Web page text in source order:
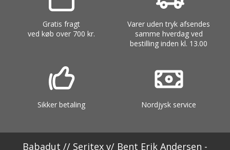
Gratis fragt
ved køb over 700 kr.
Varer uden tryk afsendes
samme hverdag ved
bestilling inden kl. 13.00
Sikker betaling Nordjysk service
Babadut // Seritex v/ Bent Erik Andersen -